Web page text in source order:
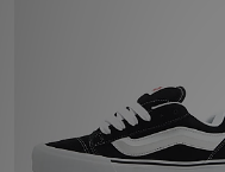
DESPORTO